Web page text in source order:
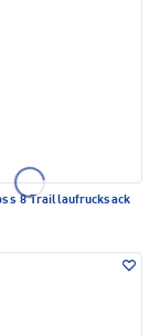
8 Traillaufrucksack